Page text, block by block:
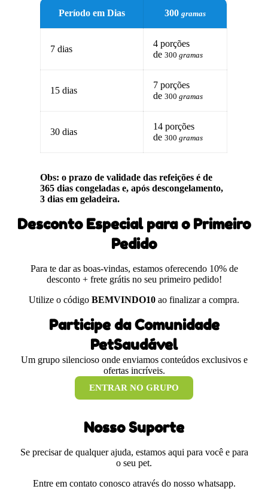
Período em Dias 300gramas
7 dias
4 porções
de300gramas
15 dias
7 porções
de300gramas
30 dias
14 porções
de300gramas
Obs: o prazo de validade das refeições é de
365 dias congeladas e, após descongelamento,
3 dias em geladeira.
Desconto Especial para o Primeiro
Pedido
Para te dar as boas-vindas, estamos oferecendo 10% de
desconto + frete grátis no seu primeiro pedido!
Utilize o código BEMVINDO10 ao finalizar a compra.
Participe da Comunidade
PetSaudável
Um grupo silencioso onde enviamos conteúdos exclusivos e
ofertas incríveis.
ENTRAR NO GRUPO
Nosso Suporte
Se precisar de qualquer ajuda, estamos aqui para você e para
o seu pet.
Entre em contato conosco através do nosso whatsapp.